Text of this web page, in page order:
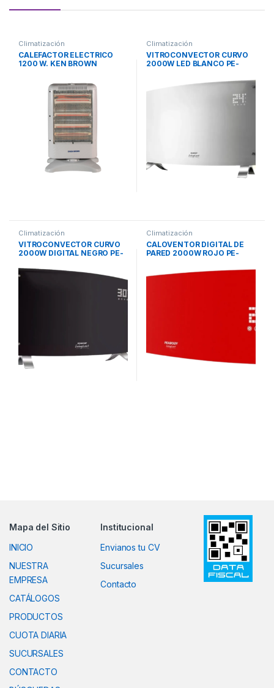
Climatización
CALEFACTOR ELECTRICO
1200 W. KEN BROWN
Climatización
VITROCONVECTOR CURVO
2000W LED BLANCO PE-
Climatización
VITROCONVECTOR CURVO
2000W DIGITAL NEGRO PE-
Climatización
CALOVENTOR DIGITAL DE
PARED 2000W ROJO PE-
Mapa del Sitio
INICIO
NUESTRA
EMPRESA
CATÁLOGOS
PRODUCTOS
CUOTA DIARIA
SUCURSALES
CONTACTO
Institucional
Envianos tu CV
Sucursales
Contacto